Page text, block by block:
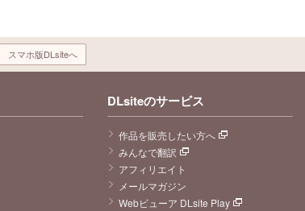
スマホ版DLsiteへ
DLsiteのサービス
作品を販売したい方へ
みんなで翻訳
アフィリエイト
メールマガジン
Webビューア DLsite Play